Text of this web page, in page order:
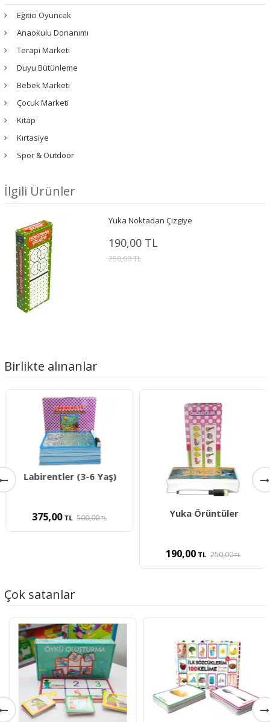
Eğitici Oyuncak
Anaokulu Donanımı
Terapi Marketi
Duyu Bütünleme
Bebek Marketi
Çocuk Marketi
Kitap
Kırtasiye
Spor & Outdoor
İlgili Ürünler
Yuka Noktadan Çizgiye
190,00 TL
250,00 TL
Birlikte alınanlar
Labirentler (3-6 Yaş)
375,00TL 500,00TL Yuka Örüntüler
190,00TL 250,00TL
Çok satanlar